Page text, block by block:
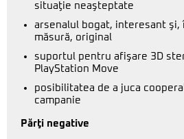
situaţie neaşteptate
arsenalul bogat, interesant şi,
măsură, original
suportul pentru afişare 3D
PlayStation Move
posibilitatea de a juca
campanie
Părţi negative